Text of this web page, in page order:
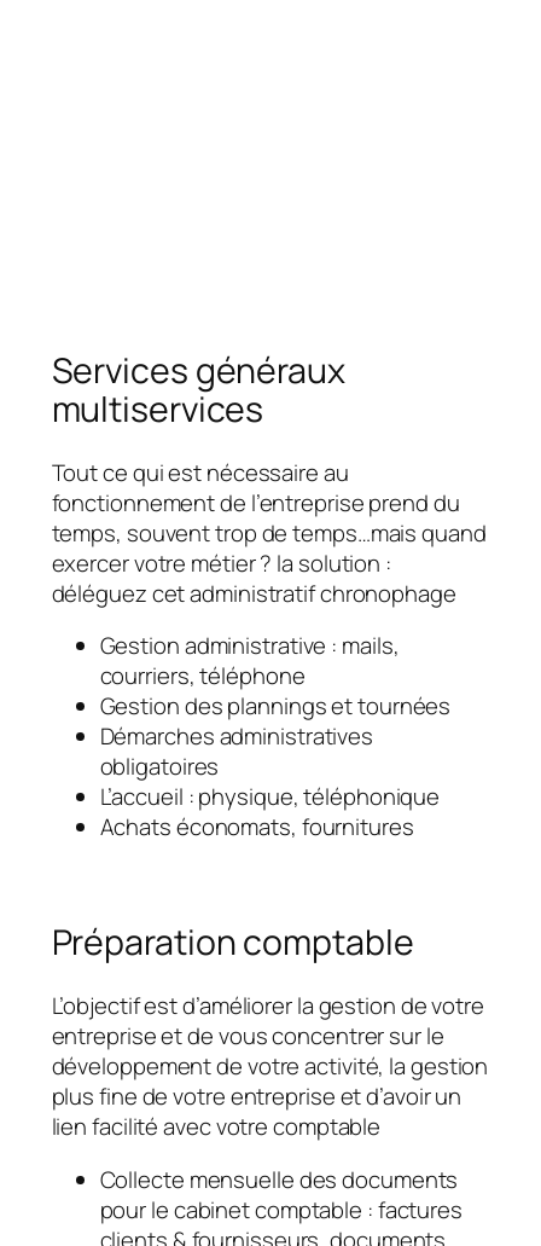
Services généraux
multiservices
Tout ce qui est nécessaire au
fonctionnement de l’entreprise prend du
temps, souvent trop de temps…mais quand
exercer votre métier ? la solution :
déléguez cet administratif chronophage
Gestion administrative : mails,
courriers, téléphone
Gestion des plannings et tournées
Démarches administratives
obligatoires
L’accueil : physique, téléphonique
Achats économats, fournitures
Préparation comptable
L’objectif est d’améliorer la gestion de votre
entreprise et de vous concentrer sur le
développement de votre activité, la gestion
plus fine de votre entreprise et d’avoir un
lien facilité avec votre comptable
Collecte mensuelle des documents
pour le cabinet comptable : factures
clients & fournisseurs, documents